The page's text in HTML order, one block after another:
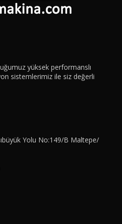
yüksek performanslı
sistemlerimiz ile siz değerli
Yolu No:149/B Maltepe/